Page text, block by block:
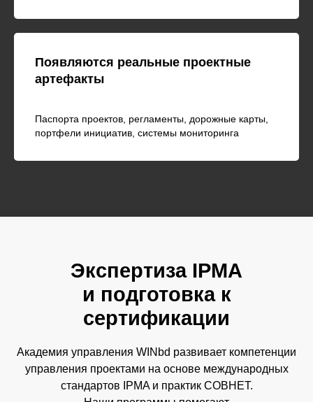
Появляются реальные проектные
артефакты
Паспорта проектов, регламенты, дорожные карты,
портфели инициатив, системы мониторинга
Экспертиза IPMA
и подготовка к
сертификации
Академия управления WINbd развивает компетенции
управления проектами на основе международных
стандартов IPMA и практик СОВНЕТ.